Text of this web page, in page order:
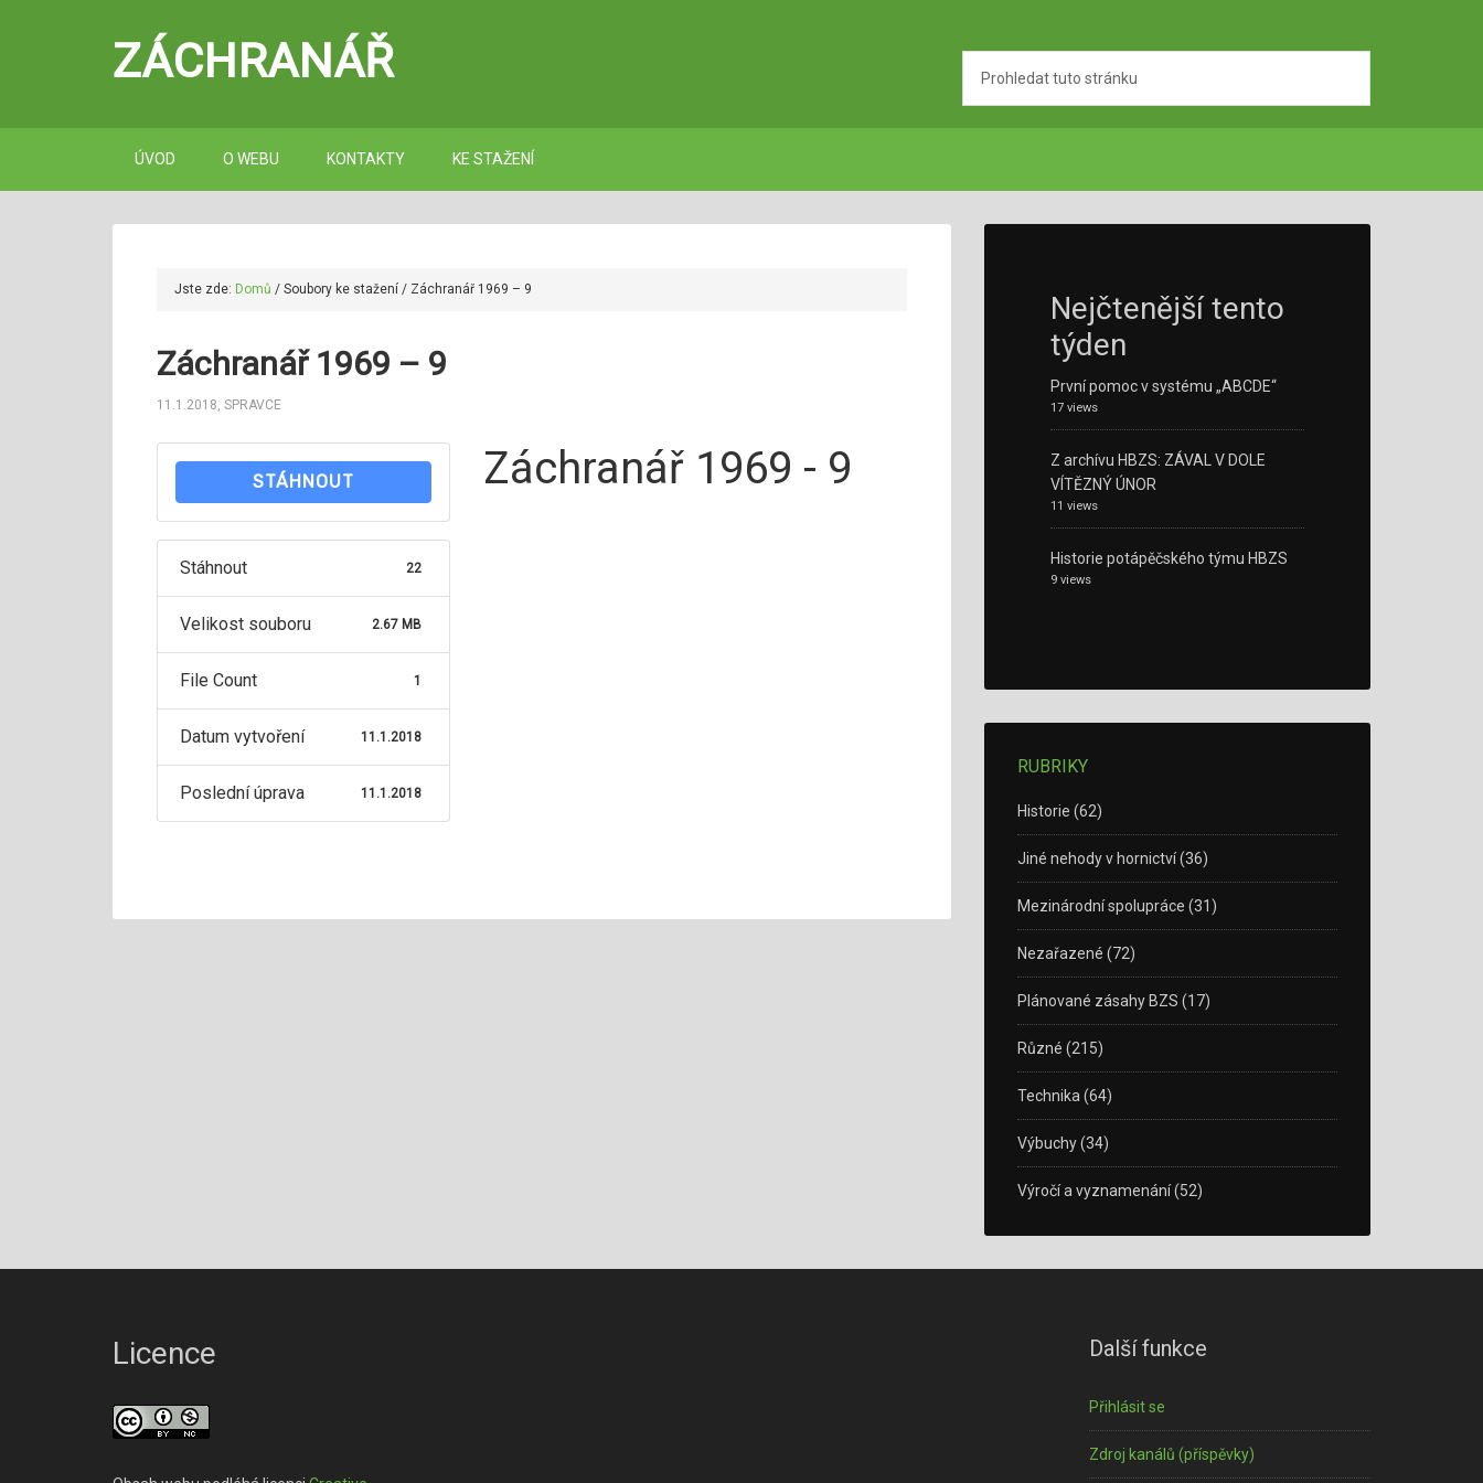
ZÁCHRANÁŘ
ÚVOD O WEBU KONTAKTY KE STAŽENÍ
Jste zde: Domů / Soubory ke stažení / Záchranář 1969 – 9
Záchranář 1969 – 9
11.1.2018, SPRAVCE
STÁHNOUT
Stáhnout 22
Velikost souboru 2.67 MB
File Count 1
Datum vytvoření 11.1.2018
Poslední úprava 11.1.2018
Záchranář 1969 - 9
Nejčtenější tento
týden
První pomoc v systému „ABCDE“
17 views
Z archívu HBZS: ZÁVAL V DOLE
VÍTĚZNÝ ÚNOR
11 views
Historie potápěčského týmu HBZS
9 views
RUBRIKY
Historie (62)
Jiné nehody v hornictví(36)
Mezinárodní spolupráce (31)
Nezařazené (72)
Plánované zásahy BZS (17)
Různé (215)
Technika (64)
Výbuchy(34)
Výročí a vyznamenání(52)
Licence Další funkce
Přihlásit se
Zdroj kanálů (příspěvky)